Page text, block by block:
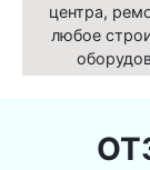
центра,
любое